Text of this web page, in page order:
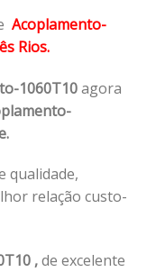
Acoplamento-
Rios.
1060T10agora
qualidade,
relação custo-
,de excelente